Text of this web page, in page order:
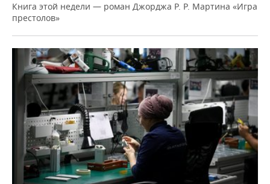
Книга этой недели — роман Джорджа Р. Р. Мартина «Игра
престолов»